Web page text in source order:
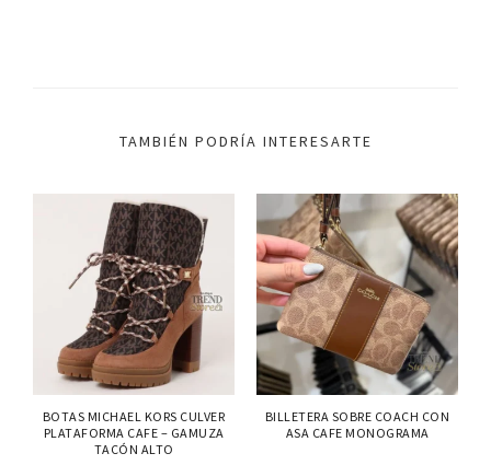
TAMBIÉN PODRÍA INTERESARTE
BOTAS MICHAEL KORS CULVER
PLATAFORMA CAFE – GAMUZA
TACÓN ALTO
BILLETERA SOBRE COACH CON
ASA CAFE MONOGRAMA